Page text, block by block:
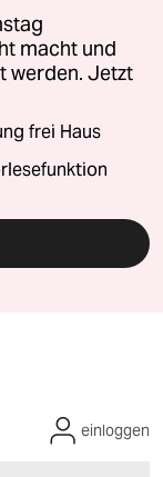
macht und
werden. Jetzt
frei Haus
einloggen